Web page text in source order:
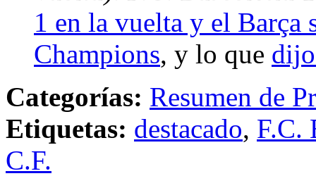
1 en la vuelta y el Barça
Champions, y lo que
Categorías: Resumen de
Etiquetas: destacado, F.C.
C.F.